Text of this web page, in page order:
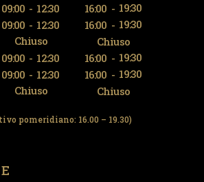
09:00 - 12:30 16:00 - 19:30
09:00 - 12:30 16:00 - 19:30
Chiuso
Chiuso
09:00 - 12:30 16:00 - 19:30
09:00 - 12:30 16:00 - 19:30
Chiuso Chiuso
pomeridiano: 16.00 – 19.30)